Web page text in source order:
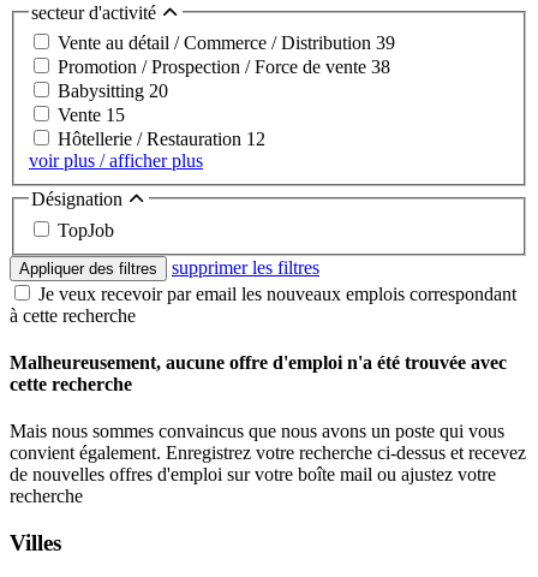
secteur d'activité
Vente au détail / Commerce / Distribution 39
Promotion / Prospection / Force de vente 38
Babysitting 20
Vente 15
Hôtellerie / Restauration 12
voir plus / afficher plus
Désignation
TopJob
Appliquer des filtres
supprimer les filtres
Je veux recevoir par email les nouveaux emplois correspondant
à cette recherche
Malheureusement, aucune offre d'emploi n'a été trouvée avec
cette recherche
Mais nous sommes convaincus que nous avons un poste qui vous
convient également. Enregistrez votre recherche ci-dessus et recevez
de nouvelles offres d'emploi sur votre boîte mail ou ajustez votre
recherche
Villes